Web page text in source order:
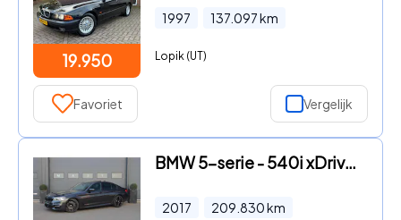
19.950
1997 137.097km
Lopik (UT)
Favoriet Vergelijk
BMW 5-serie - 540i xDrive High Executive
2017 209.830km